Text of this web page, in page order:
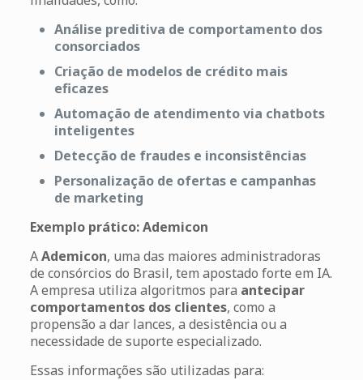
Análise preditiva de comportamento dos
consorciados
Criação de modelos de crédito mais
eficazes
Automação de atendimento via chatbots
inteligentes
Detecção de fraudes e inconsistências
Personalização de ofertas e campanhas
de marketing
Exemplo prático: Ademicon
AAdemicon, uma das maiores administradoras
de consórcios do Brasil, tem apostado forte em IA.
A empresa utiliza algoritmos para antecipar
comportamentos dos clientes, como a
propensão a dar lances, a desistência ou a
necessidade de suporte especializado.
Essas informações são utilizadas para: